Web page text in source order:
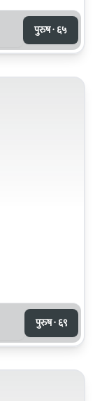
पुरुष · ६५
पुरुष · ६९